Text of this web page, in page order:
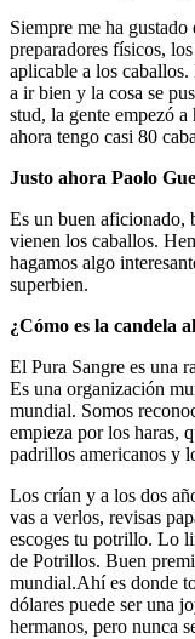
Siempre me ha
preparadores físicos,
aplicable a los
a ir bien y la cosa se
stud, la gente empezó
ahora tengo casi 80
Justo ahora Paolo
Es un buen aficionado,
vienen los caballos.
hagamos algo
superbien.
¿Cómo es la candela
El Pura Sangre es una
Es una organización
mundial. Somos
empieza por los haras,
padrillos americanos y
Los crían y a los dos
vas a verlos, revisas
escoges tu potrillo. Lo
de Potrillos. Buen
mundial.Ahí es donde
dólares puede ser una
hermanos, pero nunca